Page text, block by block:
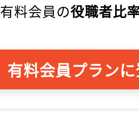
有料会員の役職者比
有料会員プラン